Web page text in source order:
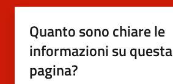
Quanto sono chiare le
informazioni su questa
pagina?